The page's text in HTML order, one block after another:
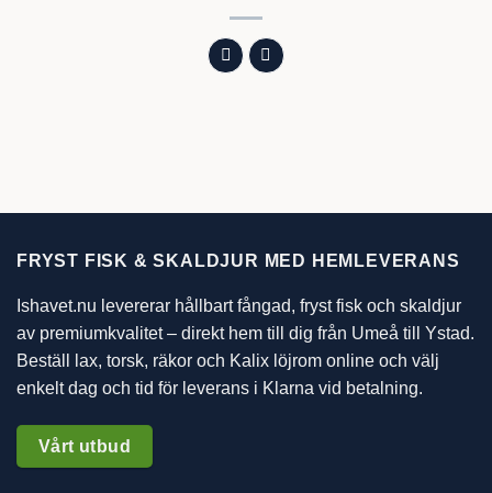
FRYST FISK & SKALDJUR MED HEMLEVERANS
Ishavet.nu levererar hållbart fångad, fryst fisk och skaldjur
av premiumkvalitet – direkt hem till dig från Umeå till Ystad.
Beställ lax, torsk, räkor och Kalix löjrom online och välj
enkelt dag och tid för leverans i Klarna vid betalning.
Vårt utbud